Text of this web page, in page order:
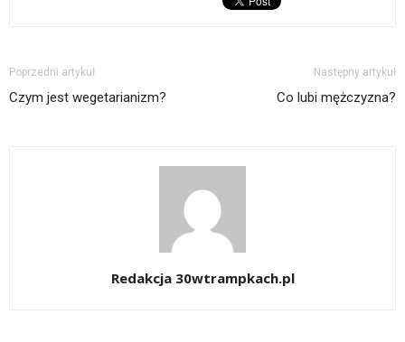
Poprzedni artykuł
Czym jest wegetarianizm?
Następny artykuł
Co lubi mężczyzna?
Redakcja 30wtrampkach.pl